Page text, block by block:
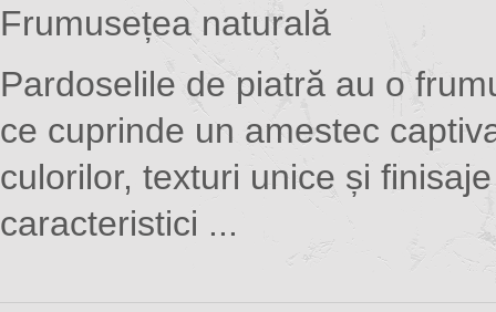
Frumusețea naturală
Pardoselile de piatră au o
ce cuprinde un amestec
culorilor, texturi unice și
caracteristici ...